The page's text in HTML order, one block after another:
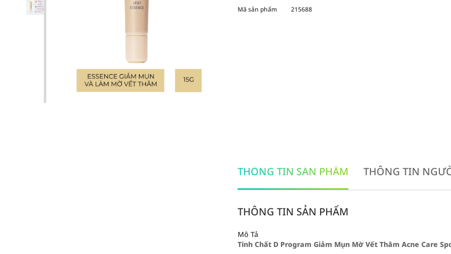
Mã sản phẩm 215688
THÔNG TIN SẢN PHẨM THÔNG TIN
THÔNG TIN SẢN PHẨM
Mô Tả
Tinh Chất D Program Giảm Mụn Mờ Vết Thâm Acne Care